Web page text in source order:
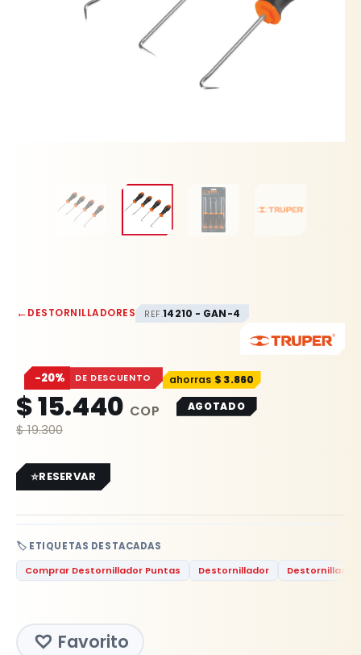
←DESTORNILLADORES REF.14210 - GAN-4
−20% DE DESCUENTO $ 3.860
$19.300
$15.440 AGOTADO
🏷️ ETIQUETAS DESTACADAS
Comprar Destornillador Puntas
Destornillador Destornillador
RESERVAR
Favorito